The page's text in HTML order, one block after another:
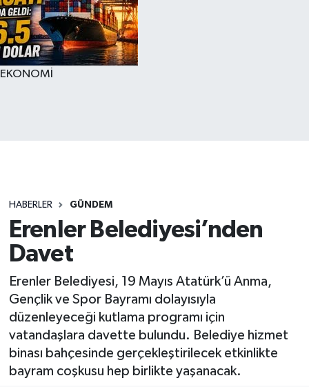
EKONOMİ
HABERLER GÜNDEM
Erenler Belediyesi’nden
Davet
Erenler Belediyesi, 19 Mayıs Atatürk’ü Anma,
Gençlik ve Spor Bayramı dolayısıyla
düzenleyeceği kutlama programı için
vatandaşlara davette bulundu. Belediye hizmet
binası bahçesinde gerçekleştirilecek etkinlikte
bayram coşkusu hep birlikte yaşanacak.